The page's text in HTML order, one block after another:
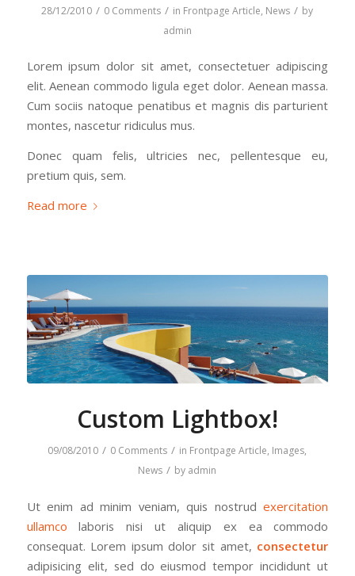
28/12/2010 / 0 Comments / in Frontpage Article, News / by
admin
Lorem ipsum dolor sit amet, consectetuer adipiscing
elit. Aenean commodo ligula eget dolor. Aenean massa.
Cum sociis natoque penatibus et magnis dis parturient
montes, nascetur ridiculus mus.
Donec quam felis, ultricies nec, pellentesque eu,
pretium quis, sem.
Read more
Custom Lightbox!
09/08/2010 / 0 Comments / in Frontpage Article, Images,
News / by admin
Ut enim ad minim veniam, quis nostrudexercitation
ullamco laboris nisi ut aliquip ex ea commodo
consequat. Lorem ipsum dolor sit amet, consectetur
adipisicing elit, sed do eiusmod tempor incididunt ut